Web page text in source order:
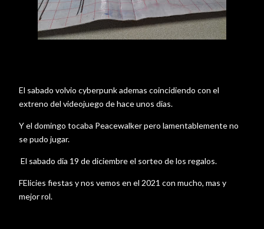
El sabado volvio cyberpunk ademas coincidiendo con el
extreno del videojuego de hace unos dias.
Y el domingo tocaba Peacewalker pero lamentablemente no
se pudo jugar.
El sabado dia 19 de diciembre el sorteo de los regalos.
FElicies fiestas y nos vemos en el 2021 con mucho, mas y
mejor rol.